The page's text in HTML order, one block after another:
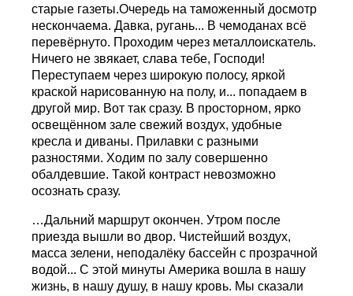
старые газеты.Очередь на таможенный досмотр
нескончаема. Давка, ругань... В чемоданах всё
перевёрнуто. Проходим через металлоискатель.
Ничего не звякает, слава тебе, Господи!
Переступаем через широкую полосу, яркой
краской нарисованную на полу, и... попадаем в
другой мир. Вот так сразу. В просторном, ярко
освещённом зале свежий воздух, удобные
кресла и диваны. Прилавки с разными
разностями. Ходим по залу совершенно
обалдевшие. Такой контраст невозможно
осознать сразу.
…Дальний маршрут окончен. Утром после
приезда вышли во двор. Чистейший воздух,
масса зелени, неподалёку бассейн с прозрачной
водой... С этой минуты Америка вошла в нашу
жизнь, в нашу душу, в нашу кровь. Мы сказали